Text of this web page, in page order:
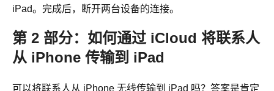
iPad。完成后，断开两台设备的连接。
第 2 部分：如何通过 iCloud 将联系人
从 iPhone 传输到 iPad
可以将联系人从 iPhone 无线传输到 iPad 吗？答案是肯定